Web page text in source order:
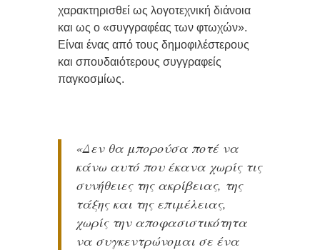
χαρακτηρισθεί ως λογοτεχνική διάνοια
και ως ο «συγγραφέας των φτωχών».
Είναι ένας από τους δημοφιλέστερους
και σπουδαιότερους συγγραφείς
παγκοσμίως.
«Δεν θα μπορούσα ποτέ να
κάνω αυτό που έκανα χωρίς τις
συνήθειες της ακρίβειας, της
τάξης και της επιμέλειας,
χωρίς την αποφασιστικότητα
να συγκεντρώνομαι σε ένα